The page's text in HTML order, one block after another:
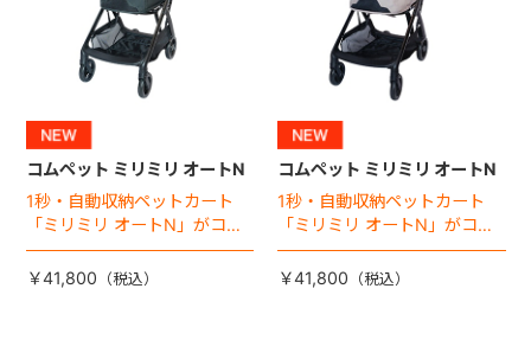
コムペット ミリミリ オートN
1秒・自動収納ペットカート
「ミリミリ オートN」がコム
ペットから登場！
￥41,800
コムペット ミリミリ オートN
1秒・自動収納ペットカート
「ミリミリ オートN」がコム
ペットから登場！
￥41,800